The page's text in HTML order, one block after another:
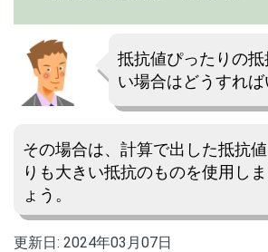
抵抗値ぴったりの
い場合はどうすれば
その場合は、計算で出した抵抗値
りも大きい抵抗のものを使用し
ょう。
更新日: 2024年03月07日